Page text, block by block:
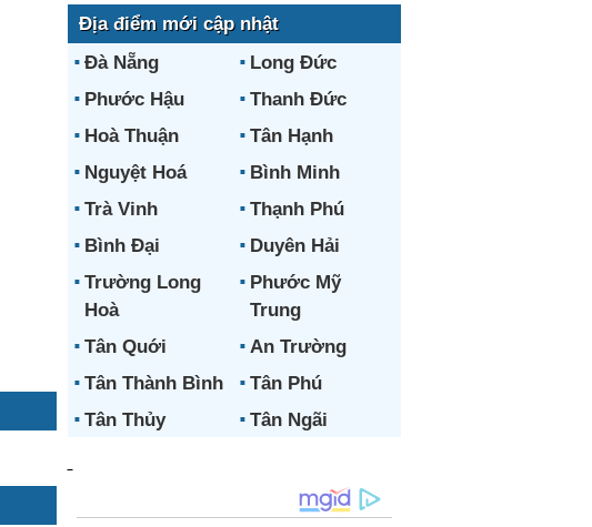
Địa điểm mới cập nhật
Đà Nẵng
Long Đức
Phước Hậu
Thanh Đức
Hoà Thuận
Tân Hạnh
Nguyệt Hoá
Bình Minh
Trà Vinh
Thạnh Phú
Bình Đại
Duyên Hải
Trường Long
Hoà
Phước Mỹ
Trung
Tân Quới
An Trường
Tân Thành Bình
Tân Phú
Tân Thủy
Tân Ngãi